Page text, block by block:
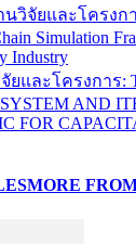
วิจัยและโครงกา
Simulation
Industry
ยและโครงการ:
AND
FOR
MORE